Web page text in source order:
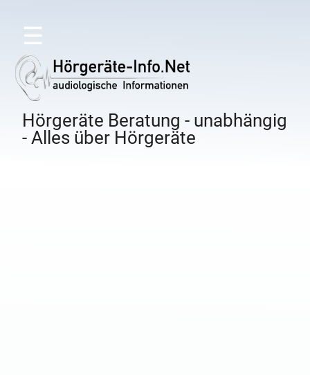
☰
Hörgeräte Beratung - unabhängig
- Alles über Hörgeräte